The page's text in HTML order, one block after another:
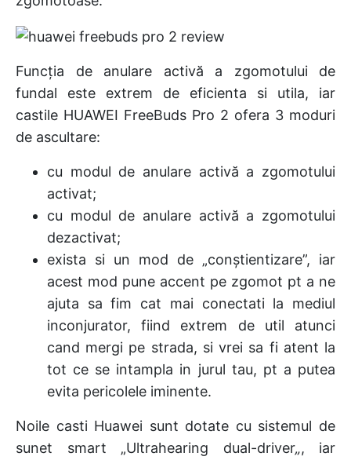
Funcția de anulare activă a zgomotului de
fundal este extrem de eficienta si utila, iar
castile HUAWEI FreeBuds Pro 2 ofera 3 moduri
de ascultare:
cu modul de anulare activă a zgomotului
activat;
cu modul de anulare activă a zgomotului
dezactivat;
exista si un mod de „conștientizare”, iar
acest mod pune accent pe zgomot pt a ne
ajuta sa fim cat mai conectati la mediul
inconjurator, fiind extrem de util atunci
cand mergi pe strada, si vrei sa fi atent la
tot ce se intampla in jurul tau, pt a putea
evita pericolele iminente.
Noile casti Huawei sunt dotate cu sistemul de
sunet smart „Ultrahearing dual-driver„, iar